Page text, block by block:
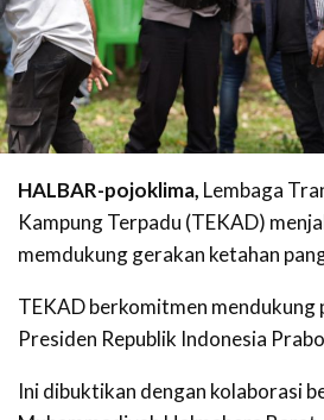
HALBAR-pojoklima, Lembaga
Kampung Terpadu (TEKAD)
memdukung gerakan ketahan
TEKAD berkomitmen
Presiden Republik Indonesia
Ini dibuktikan dengan kolaborasi